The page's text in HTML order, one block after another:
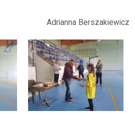
Adrianna Berszakiewicz